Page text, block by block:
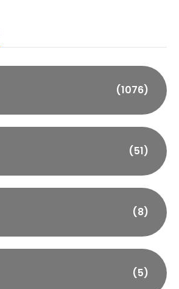
(1076)
(51)
(8)
(5)